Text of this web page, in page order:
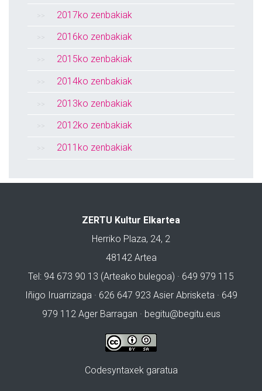
2017ko zenbakiak
2016ko zenbakiak
2015ko zenbakiak
2014ko zenbakiak
2013ko zenbakiak
2012ko zenbakiak
2011ko zenbakiak
ZERTU Kultur Elkartea
Herriko Plaza, 24, 2
48142 Artea
Tel: 94 673 90 13 (Arteako bulegoa) · 649 979 115
Iñigo Iruarrizaga · 626 647 923 Asier Abrisketa · 649
979 112 Ager Barragan · begitu@begitu.eus
Codesyntaxek garatua